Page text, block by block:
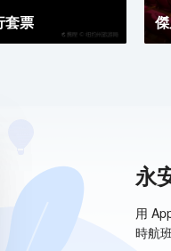
自由女神像基座，
還設有博物館，展
套票
永
用
時航